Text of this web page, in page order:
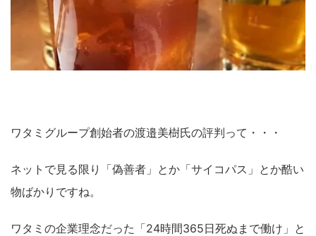
ワタミグループ創始者の渡邉美樹氏の評判って・・・
ネットで見る限り「偽善者」とか「サイコパス」とか酷い
物ばかりですね。
ワタミの企業理念だった「24時間365日死ぬまで働け」と